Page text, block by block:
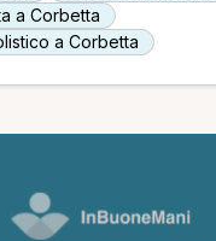
a Corbetta
a Corbetta